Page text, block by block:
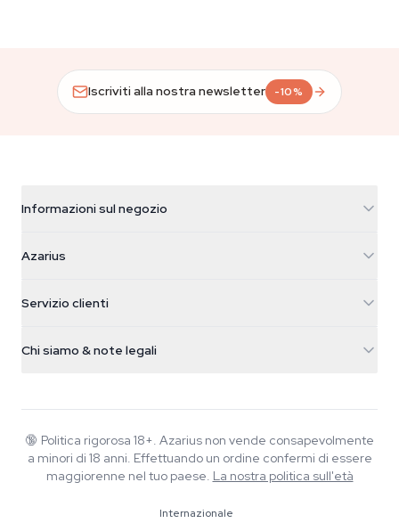
Iscriviti alla nostra newsletter -10%
Informazioni sul negozio
Galvaniweg 11
Nederland
+31(0)204897914
Azarius
Smokeshop
Servizio clienti
FAQ
Informativa sulla privacy
Chi siamo & note legali
Wiki
Blog
Musica
🔞 Politica rigorosa 18+. Azarius non vende consapevolmente
a minori di 18 anni. Effettuando un ordine confermi di essere
maggiorenne nel tuo paese. La nostra politica sull'età
Internazionale